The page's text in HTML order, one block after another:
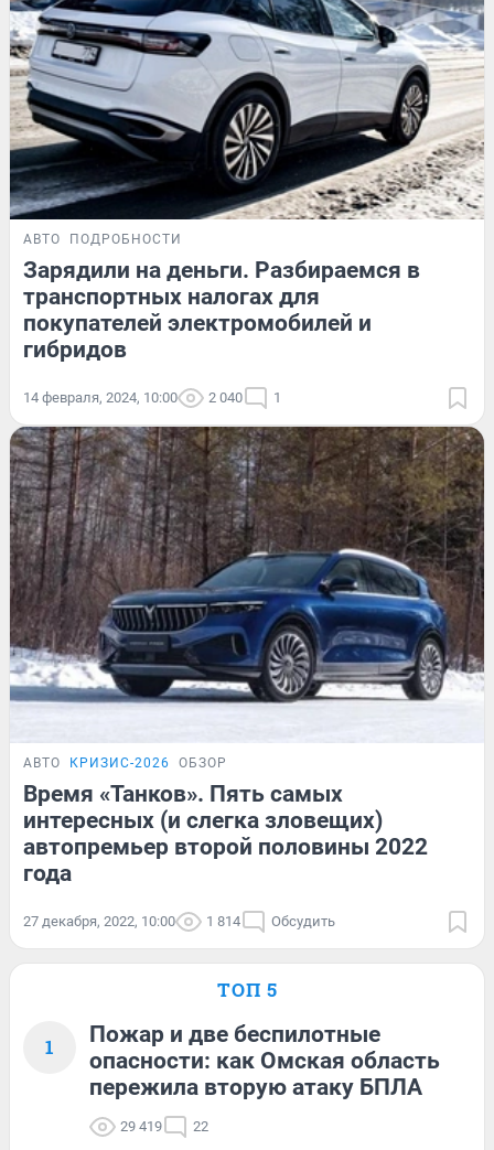
АВТО ПОДРОБНОСТИ
Зарядили на деньги. Разбираемся в
транспортных налогах для
покупателей электромобилей и
гибридов
14 февраля, 2024, 10:00 2 040 1
АВТО КРИЗИС-2026 ОБЗОР
Время «Танков». Пять самых
интересных (и слегка зловещих)
автопремьер второй половины 2022
года
27 декабря, 2022, 10:00 1 814 Обсудить
ТОП 5
1
Пожар и две беспилотные
опасности: как Омская область
пережила вторую атаку БПЛА
29 419 22